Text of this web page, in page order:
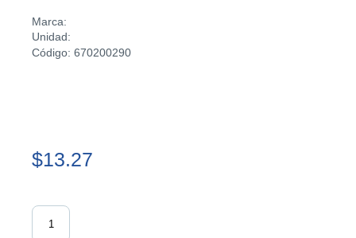
Marca:
Unidad:
Código: 670200290
$13.27